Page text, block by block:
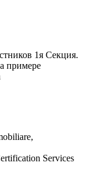
1я Секция.
примере
Services